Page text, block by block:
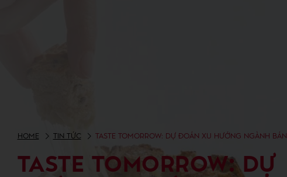
HOME TIN TỨC TASTE TOMORROW: DỰ ĐOÁN XU HƯỚNG NGÀNH
TASTE TOMORROW: DỰ